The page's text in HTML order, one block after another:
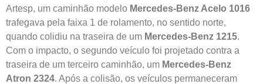
Artesp, um caminhão modelo Mercedes-Benz Acelo 1016
trafegava pela faixa 1 de rolamento, no sentido norte,
quando colidiu na traseira de um Mercedes-Benz 1215.
Com o impacto, o segundo veículo foi projetado contra a
traseira de um terceiro caminhão, um Mercedes-Benz
Atron 2324. Após a colisão, os veículos permaneceram